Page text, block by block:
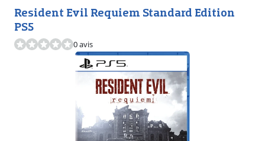
Resident Evil Requiem Standard Edition
PS5
0 avis